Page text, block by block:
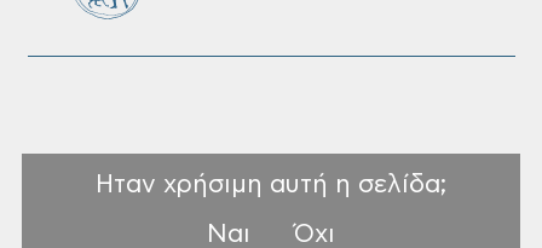
Ηταν χρήσιμη αυτή η σελίδα;
Ναι
Όχι